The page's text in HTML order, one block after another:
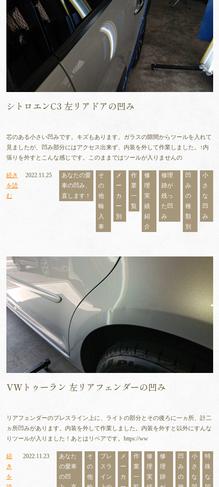
シトロエンC3 左リアドアの凹み
芯のある小さい凹みです。キズもあります。ガラスの隙間からツールを入れて
見ましたが、凹み部分にはアクセス出来ず、内装を外して作業しました。↑内
張りを外すとこんな感じです。このままではツールが入りませんの
続き
を読
む
2022.11.25
あなたの愛
車の凹み、
直します！
そ
の
他
輸
入
車
メ
ー
カ
ー
別
作
業
一
覧
修
理
実
績
紹
介
修理
跡が
残っ
た凹
み
凹
み
の
種
類
別
小
さ
な
凹
み
VWトゥーラン 左リアフェンダーの凹み
リアフェンダーのプレスライン上に、ライトの部分とその後ろに一ヵ所、計二
ヵ所凹みがあります。内装を外して作業しました。内装を外すと以外にすんな
りツールが入りました！あとはリペアです。https://ww
続
き
を
2022.11.23
あなた
の愛車
の凹
そ
の
他
プレ
スラ
イン
メ
ー
カ
作
業
一
修
理
実
修
理
跡
凹
み
の
小
さ
な
特
殊
な